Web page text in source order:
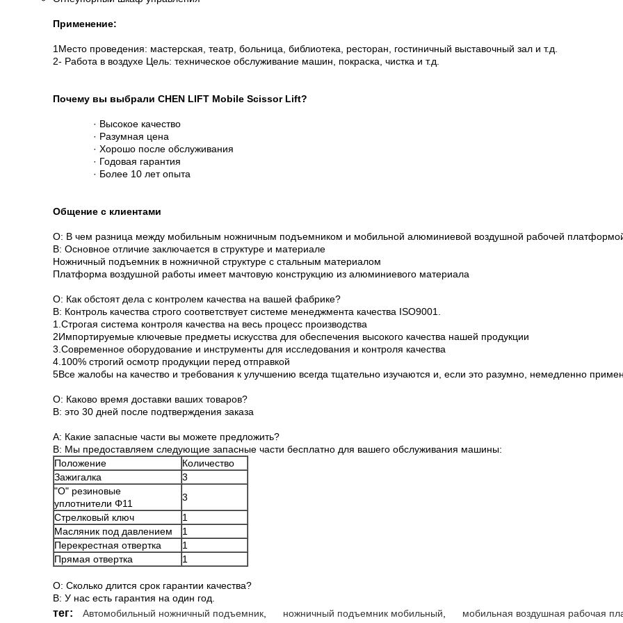
Применение:
1Место проведения: мастерская, театр, больница, библиотека, ресторан, гостиничный выставочный зал и т.д.
2- Работа в воздухе Цель: техническое обслуживание машин, покраска, чистка и т.д.
Почему вы выбрали CHEN LIFT Mobile Scissor Lift?
· Высокое качество
· Разумная цена
· Хорошо после обслуживания
· Годовая гарантия
· Более 10 лет опыта
Общение с клиентами
О: В чем разница между мобильным ножничным подъемником и мобильной алюминиевой воздушной рабочей
В: Основное отличие заключается в структуре и материале
Ножничный подъемник в ножничной структуре с стальным материалом
Платформа воздушной работы имеет мачтовую конструкцию из алюминиевого материала
О: Как обстоят дела с контролем качества на вашей фабрике?
B: Контроль качества строго соответствует системе менеджмента качества ISO9001.
1.Строгая система контроля качества на весь процесс производства
2Импортируемые ключевые предметы искусства для обеспечения высокого качества нашей продукции
3.Современное оборудование и инструменты для исследования и контроля качества
4.100% строгий осмотр продукции перед отправкой
5Все жалобы на качество и требования к улучшению всегда тщательно изучаются и, если это разумно, немедленно
О: Каково время доставки ваших товаров?
B: это 30 дней после подтверждения заказа
А: Какие запасные части вы можете предложить?
B: Мы предоставляем следующие запасные части бесплатно для вашего обслуживания машины:
Положение
Количество
Зажигалка
3
"О" резиновые
уплотнители Φ11
3
Стрелковый ключ
1
Масляник под давлением
1
Перекрестная отвертка
1
Прямая отвертка
1
О: Сколько длится срок гарантии качества?
B: У нас есть гарантия на один год.
тег: Автомобильный ножничный подъемник ножничный подъемник мобильный мобильная воздушная рабочая